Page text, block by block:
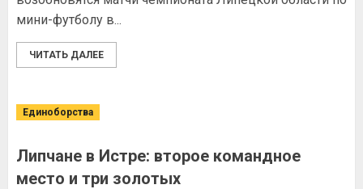
мини-футболу в...
ЧИТАТЬ ДАЛЕЕ
Единоборства
Липчане в Истре: второе командное
место и три золотых